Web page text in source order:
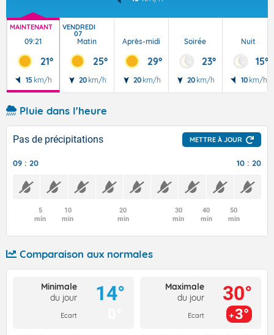
MAINTENANT
09:21
21°
15 km/h
VENDREDI
07
Matin
25°
20 km/h
Après-midi
29°
20 km/h
Soirée
23°
20 km/h
Nuit
15°
10 km/h
Pluie dans l'heure
Pas de précipitations METTRE À JOUR
09 : 20 10 : 20
5
min
10
min
20
min
30
min
40
min
50
min
Comparaison aux normales
Minimale
du jour
Ecart
14°
Maximale
du jour
Ecart
30°
3°